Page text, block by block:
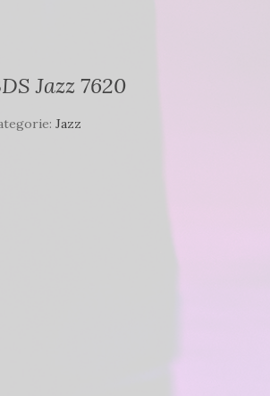
Jazz 7620
Jazz